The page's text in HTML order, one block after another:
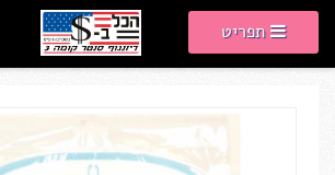
תפריט